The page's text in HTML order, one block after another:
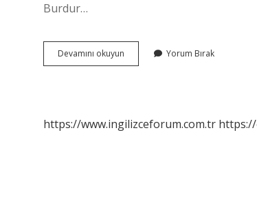
Burdur…
Devamını okuyun
Önce
Yorum Bırak
https://www.ingilizceforum.com.tr